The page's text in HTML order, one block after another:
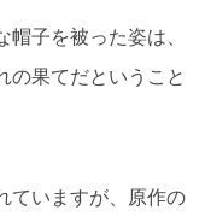
子を被った姿は、
の果てだということ
ていますが、原作の